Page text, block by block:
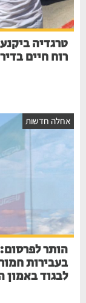
רוח חיים
חדשות
הותר לפרסום:
בעבירות
לבגוד באמון